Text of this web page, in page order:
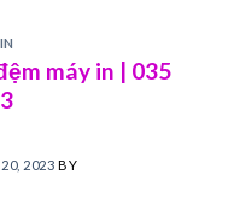
máy in | 035
2023 BY